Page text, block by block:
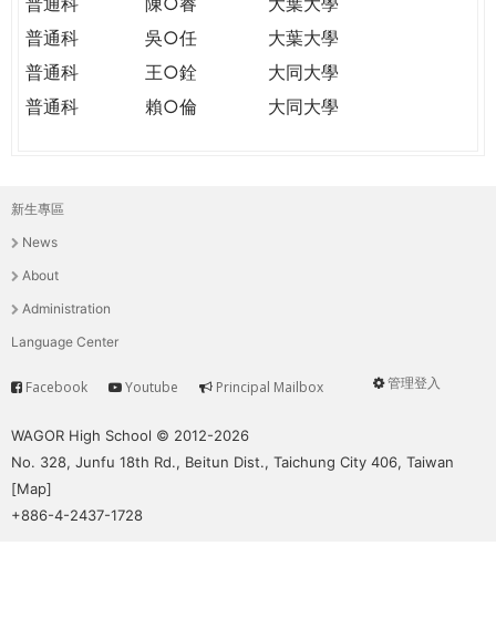
普通科
吳○任
大葉大學
普通科
王○銓
大同大學
普通科
賴○倫 大同大學
主
選
單
新生專區
News
About
Administration
Language Center
User
管理登入
Service
Facebook Youtube Principal Mailbox
WAGOR High School © 2012-2026
No. 328, Junfu 18th Rd., Beitun Dist., Taichung City 406, Taiwan
[Map]
+886-4-2437-1728